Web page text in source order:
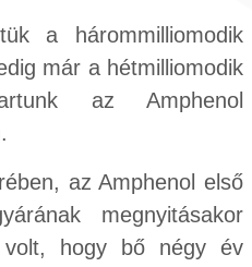
a hárommilliomodik
már a hétmilliomodik
az Amphenol
az Amphenol első
megnyitásakor
hogy bő négy év